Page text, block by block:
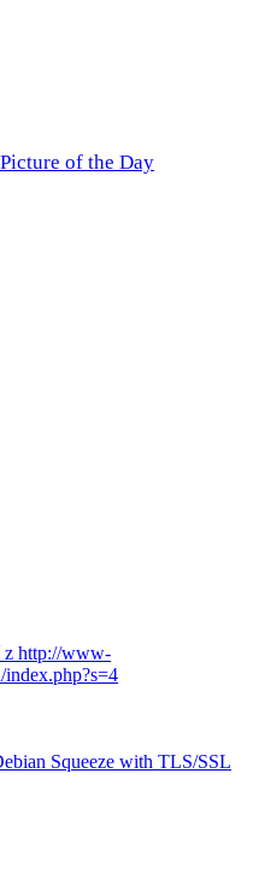
of the Day
z http://www-
Squeeze with TLS/SSL